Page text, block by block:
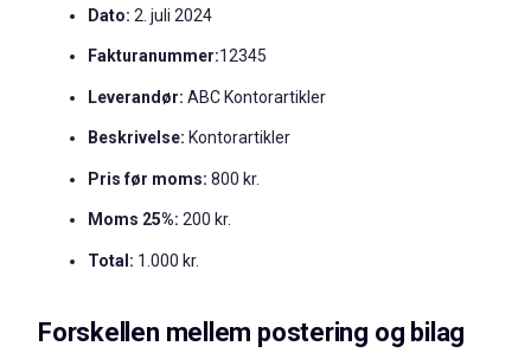
Dato: 2. juli 2024
Fakturanummer:12345
Leverandør: ABC Kontorartikler
Beskrivelse: Kontorartikler
Pris før moms: 800 kr.
Moms 25%: 200 kr.
Total: 1.000 kr.
Forskellen mellem postering og bilag